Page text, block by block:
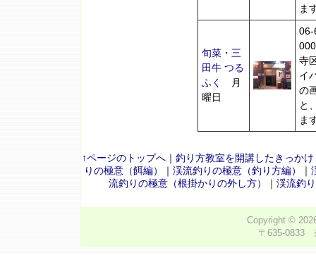
ま
旬菜・三
田牛 つる
ふく
月
曜日
寺
イ
の
と
ま
↑ページのトップへ｜ 釣り方教室を開講したきっかけ
りの極意（餌編）
｜ 渓流釣りの極意（釣り方編） ｜
流釣りの極意（根掛かりの外し方）
｜ 渓流釣
Copyright ©
〒635-0833